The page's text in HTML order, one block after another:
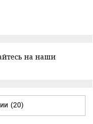
на наши
(20)